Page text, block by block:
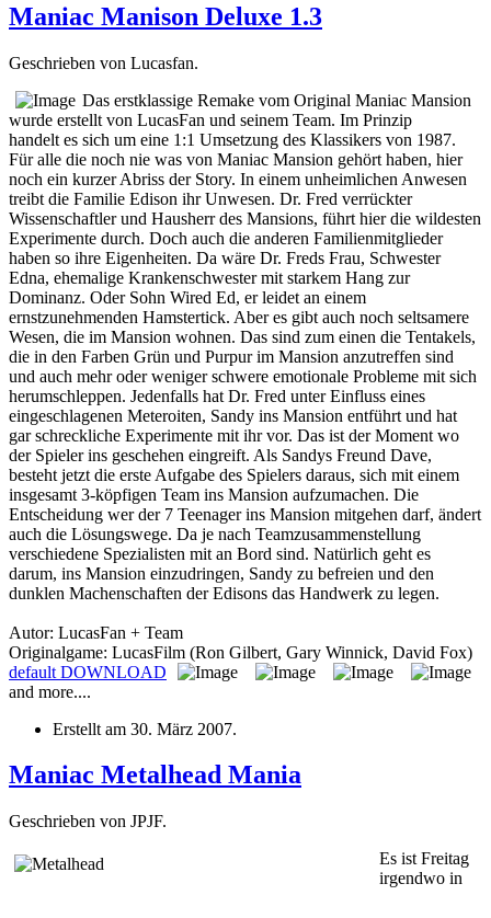
Maniac Manison Deluxe 1.3
Geschrieben von Lucasfan.
Das erstklassige Remake vom Original Maniac Mansion
wurde erstellt von LucasFan und seinem Team. Im Prinzip
handelt es sich um eine 1:1 Umsetzung des Klassikers von 1987.
Für alle die noch nie was von Maniac Mansion gehört haben, hier
noch ein kurzer Abriss der Story. In einem unheimlichen Anwesen
treibt die Familie Edison ihr Unwesen. Dr. Fred verrückter
Wissenschaftler und Hausherr des Mansions, führt hier die wildesten
Experimente durch. Doch auch die anderen Familienmitglieder
haben so ihre Eigenheiten. Da wäre Dr. Freds Frau, Schwester
Edna, ehemalige Krankenschwester mit starkem Hang zur
Dominanz. Oder Sohn Wired Ed, er leidet an einem
ernstzunehmenden Hamstertick. Aber es gibt auch noch seltsamere
Wesen, die im Mansion wohnen. Das sind zum einen die Tentakels,
die in den Farben Grün und Purpur im Mansion anzutreffen sind
und auch mehr oder weniger schwere emotionale Probleme mit sich
herumschleppen. Jedenfalls hat Dr. Fred unter Einfluss eines
eingeschlagenen Meteroiten, Sandy ins Mansion entführt und hat
gar schreckliche Experimente mit ihr vor. Das ist der Moment wo
der Spieler ins geschehen eingreift. Als Sandys Freund Dave,
besteht jetzt die erste Aufgabe des Spielers daraus, sich mit einem
insgesamt 3-köpfigen Team ins Mansion aufzumachen. Die
Entscheidung wer der 7 Teenager ins Mansion mitgehen darf, ändert
auch die Lösungswege. Da je nach Teamzusammenstellung
verschiedene Spezialisten mit an Bord sind. Natürlich geht es
darum, ins Mansion einzudringen, Sandy zu befreien und den
dunklen Machenschaften der Edisons das Handwerk zu legen.
Autor: LucasFan + Team
Originalgame: LucasFilm (Ron Gilbert, Gary Winnick, David Fox)
default DOWNLOAD
and more....
Erstellt am 30. März 2007.
Maniac Metalhead Mania
Geschrieben von JPJF.
Es ist Freitag
irgendwo in